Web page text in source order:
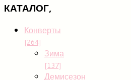
КАТАЛОГ,
Конверты
[264]
Зима
[137]
Демисезон